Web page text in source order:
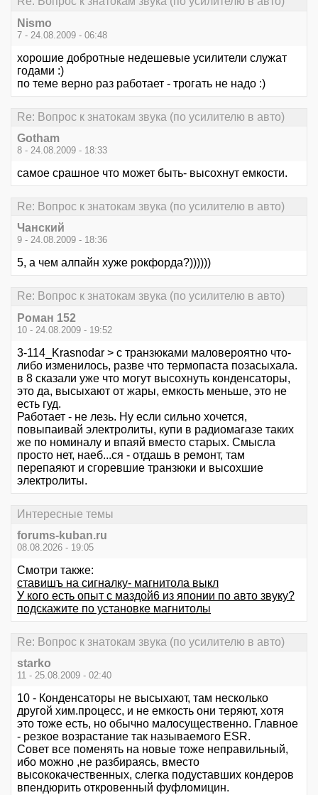
Nismo
7 - 24.08.2009 - 06:48
хорошие добротные недешевые усилители служат
годами :)
по теме верно раз работает - трогать не надо :)
Re: Вопрос к знатокам звука (по усилителю в авто)
Gotham
8 - 24.08.2009 - 18:33
самое срашное что может быть- высохнут емкости.
Re: Вопрос к знатокам звука (по усилителю в авто)
Чанский
9 - 24.08.2009 - 18:36
5, а чем алпайн хуже рокфорда?))))))
Re: Вопрос к знатокам звука (по усилителю в авто)
Роман 152
10 - 24.08.2009 - 19:52
3-114_Krasnodar > с транзюками маловероятно что-
либо изменилось, разве что термопаста позасыхала.
в 8 сказали уже что могут высохнуть конденсаторы,
это да, высыхают от жары, емкость меньше, это не
есть гуд.
Работает - не лезь. Ну если сильно хочется,
повыпаивай электролиты, купи в радиомагазе таких
же по номиналу и впаяй вместо старых. Смысла
просто нет, наеб...ся - отдашь в ремонт, там
перепаяют и сгоревшие транзюки и высохшие
электролиты.
Интересные темы
forums-kuban.ru
08.08.2026 - 19:05
Смотри также:
ставишъ на сигналку- магнитола выкл
У кого есть опыт с маздой6 из японии по авто звуку?
подскажите по установке магнитолы
Re: Вопрос к знатокам звука (по усилителю в авто)
starko
11 - 25.08.2009 - 02:40
10 - Конденсаторы не высыхают, там несколько
другой хим.процесс, и не емкость они теряют, хотя
это тоже есть, но обычно малосущественно. Главное
- резкое возрастание так называемого ESR.
Совет все поменять на новые тоже неправильный,
ибо можно ,не разбираясь, вместо
высококачественных, слегка подуставших кондеров
впендюрить откровенный фуфломицин.